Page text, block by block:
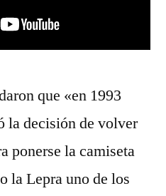
que «en 1993
la decisión de volver
ponerse la camiseta
la Lepra uno de los